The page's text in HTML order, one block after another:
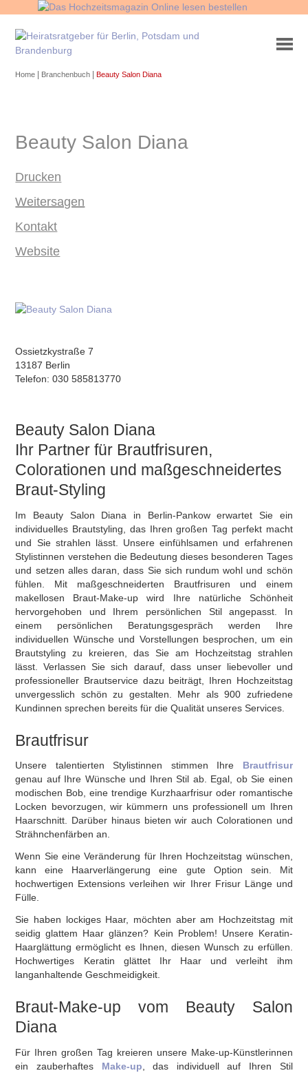
Home Branchenbuch |Beauty Salon Diana
Beauty Salon Diana
Drucken
Weitersagen
Kontakt
Website
Ossietzkystraße 7
13187 Berlin
Telefon: 030 585813770
Beauty Salon Diana
Ihr Partner für Brautfrisuren,
Colorationen und maßgeschneidertes
Braut-Styling
Im Beauty Salon Diana in Berlin-Pankow erwartet Sie ein
individuelles Brautstyling, das Ihren großen Tag perfekt macht
und Sie strahlen lässt. Unsere einfühlsamen und erfahrenen
Stylistinnen verstehen die Bedeutung dieses besonderen Tages
und setzen alles daran, dass Sie sich rundum wohl und schön
fühlen. Mit maßgeschneiderten Brautfrisuren und einem
makellosen Braut-Make-up wird Ihre natürliche Schönheit
hervorgehoben und Ihrem persönlichen Stil angepasst. In
einem persönlichen Beratungsgespräch werden Ihre
individuellen Wünsche und Vorstellungen besprochen, um ein
Brautstyling zu kreieren, das Sie am Hochzeitstag strahlen
lässt. Verlassen Sie sich darauf, dass unser liebevoller und
professioneller Brautservice dazu beiträgt, Ihren Hochzeitstag
unvergesslich schön zu gestalten. Mehr als 900 zufriedene
Kundinnen sprechen bereits für die Qualität unseres Services.
Brautfrisur
Unsere talentierten Stylistinnen stimmen Ihre Brautfrisur
genau auf Ihre Wünsche und Ihren Stil ab. Egal, ob Sie einen
modischen Bob, eine trendige Kurzhaarfrisur oder romantische
Locken bevorzugen, wir kümmern uns professionell um Ihren
Haarschnitt. Darüber hinaus bieten wir auch Colorationen und
Strähnchenfärben an.
Wenn Sie eine Veränderung für Ihren Hochzeitstag wünschen,
kann eine Haarverlängerung eine gute Option sein. Mit
hochwertigen Extensions verleihen wir Ihrer Frisur Länge und
Fülle.
Sie haben lockiges Haar, möchten aber am Hochzeitstag mit
seidig glattem Haar glänzen? Kein Problem! Unsere Keratin-
Haarglättung ermöglicht es Ihnen, diesen Wunsch zu erfüllen.
Hochwertiges Keratin glättet Ihr Haar und verleiht ihm
langanhaltende Geschmeidigkeit.
Braut-Make-up vom Beauty Salon
Diana
Für Ihren großen Tag kreieren unsere Make-up-Künstlerinnen
ein zauberhaftes Make-up , das individuell auf Ihren Stil